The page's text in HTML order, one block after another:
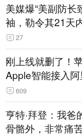
美媒爆“美副防
袖，勒令其21天
五角大楼回应
27
刚上线就删了！
Apple智能接入
609
亨特·拜登：我爸
骨骼外，非常痛